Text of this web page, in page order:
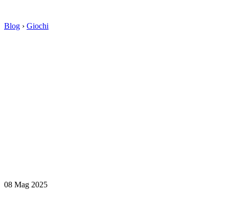
Blog › Giochi
08 Mag 2025